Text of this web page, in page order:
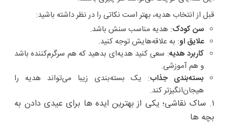
قبل از انتخاب هدیه، بهتر است نکاتی را در نظر داشته باشید:
سن کودک: هدیه مناسب سنش باشد.
علایق او: به علاقه‌هایش توجه کنید.
کاربرد هدیه: سعی کنید هدیه‌ای بدهید که هم سرگرم‌کننده باشد
و هم آموزشی.
بسته‌بندی جذاب: یک بسته‌بندی زیبا می‌تواند هدیه را
هیجان‌انگیزتر کند.
۱. ساک نقاشی؛ یکی از بهترین ایده ها برای عیدی دادن به
بچه ها